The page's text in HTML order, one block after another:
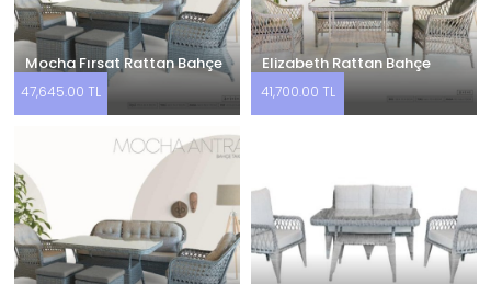
Mocha Fırsat Rattan Bahçe
Takımı
47,645.00 TL
Elizabeth Rattan Bahçe
Takımı
41,700.00 TL